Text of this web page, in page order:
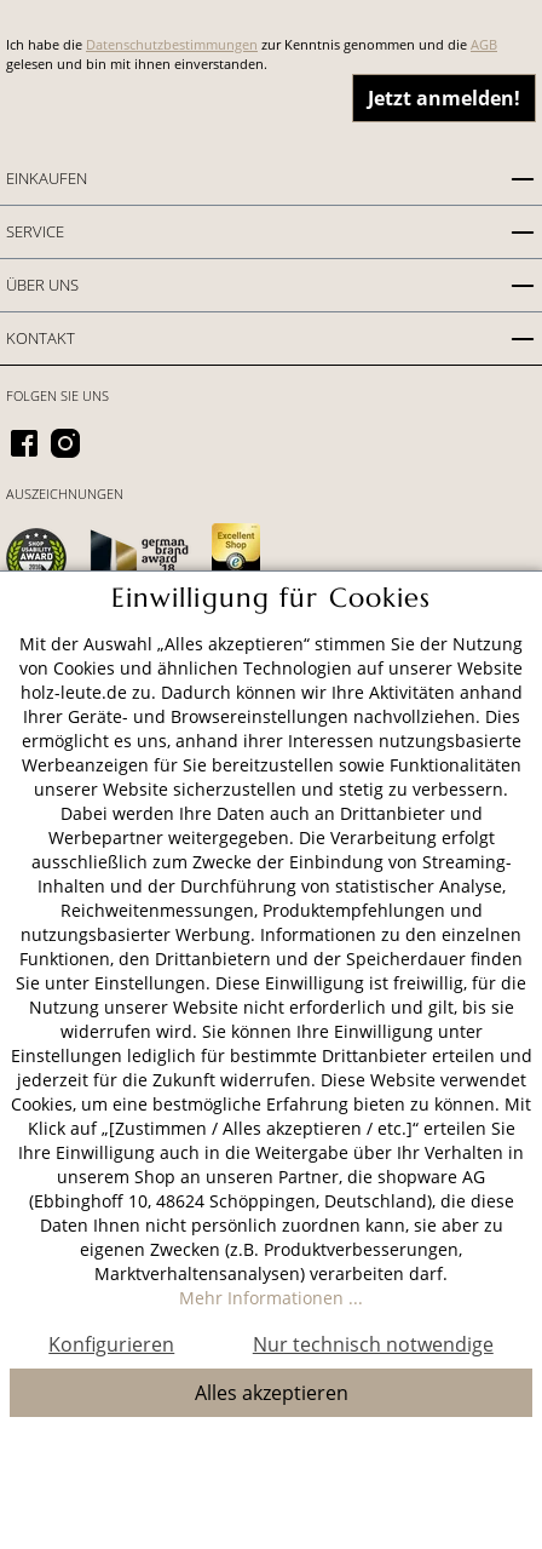
Ich habe die Datenschutzbestimmungen zur Kenntnis genommen und die AGB
gelesen und bin mit ihnen einverstanden.
Jetzt anmelden!
EINKAUFEN
SERVICE
ÜBER UNS
KONTAKT
ZAHLUNGSARTEN
VERSAND
FOLGEN SIE UNS
AUSZEICHNUNGEN
AGB Datenschutz
Impressum
© 2026 HOLZ-LEUTE
* Alle Preise inkl. gesetzl. Mehrwertsteuer zzgl.Versandkosten.
Einwilligung für Cookies
Mit der Auswahl „Alles akzeptieren“ stimmen Sie der Nutzung
von Cookies und ähnlichen Technologien auf unserer Website
holz-leute.de zu. Dadurch können wir Ihre Aktivitäten anhand
Ihrer Geräte- und Browsereinstellungen nachvollziehen. Dies
ermöglicht es uns, anhand ihrer Interessen nutzungsbasierte
Werbeanzeigen für Sie bereitzustellen sowie Funktionalitäten
unserer Website sicherzustellen und stetig zu verbessern.
Dabei werden Ihre Daten auch an Drittanbieter und
Werbepartner weitergegeben. Die Verarbeitung erfolgt
ausschließlich zum Zwecke der Einbindung von Streaming-
Inhalten und der Durchführung von statistischer Analyse,
Reichweitenmessungen, Produktempfehlungen und
nutzungsbasierter Werbung. Informationen zu den einzelnen
Funktionen, den Drittanbietern und der Speicherdauer finden
Sie unter Einstellungen. Diese Einwilligung ist freiwillig, für die
Nutzung unserer Website nicht erforderlich und gilt, bis sie
widerrufen wird. Sie können Ihre Einwilligung unter
Einstellungen lediglich für bestimmte Drittanbieter erteilen und
jederzeit für die Zukunft widerrufen. Diese Website verwendet
Cookies, um eine bestmögliche Erfahrung bieten zu können. Mit
Klick auf „[Zustimmen / Alles akzeptieren / etc.]“ erteilen Sie
Ihre Einwilligung auch in die Weitergabe über Ihr Verhalten in
unserem Shop an unseren Partner, die shopware AG
(Ebbinghoff 10, 48624 Schöppingen, Deutschland), die diese
Daten Ihnen nicht persönlich zuordnen kann, sie aber zu
eigenen Zwecken (z.B. Produktverbesserungen,
Marktverhaltensanalysen) verarbeiten darf.
Mehr Informationen ...
Nur technisch notwendige
Konfigurieren
Alles akzeptieren